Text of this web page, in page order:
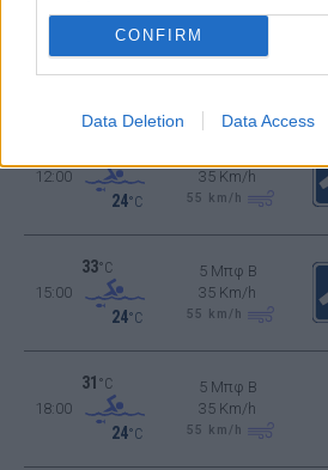
CONFIRM
Data Deletion Data Access
09:00
5 Μπφ B
35 Km/h
12:00
24°C
35 Km/h
55 km/h
15:00
33°C
24°C
5 Μπφ B
35 Km/h
55 km/h
18:00
31 °C
24°C
5 Μπφ B
35 Km/h
55 km/h